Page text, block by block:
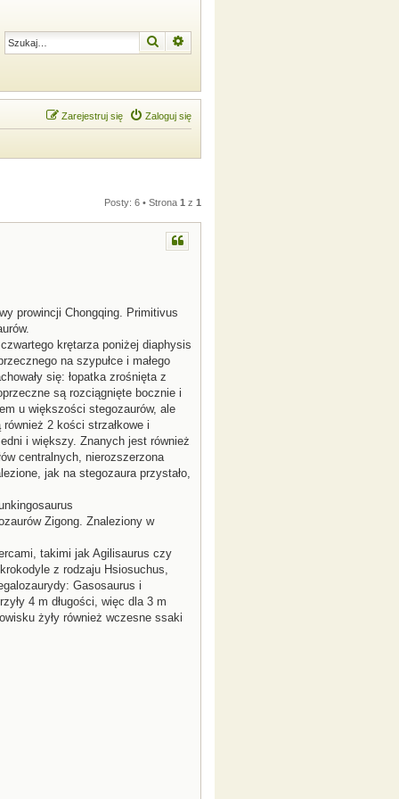
Szukaj
Zaloguj się
Zarejestruj się
Posty: 6 • Strona 1 z 1
prowincji Chongqing. Primitivus
krętarza poniżej diaphysis
na szypułce i małego
się: łopatka zrośnięta z
są rozciągnięte bocznie i
u większości stegozaurów, ale
2 kości strzałkowe i
i większy. Znanych jest również
centralnych, nierozszerzona
jak na stegozaura przystało,
Zigong. Znaleziony w
takimi jak Agilisaurus czy
z rodzaju Hsiosuchus,
Gasosaurus i
4 m długości, więc dla 3 m
żyły również wczesne ssaki